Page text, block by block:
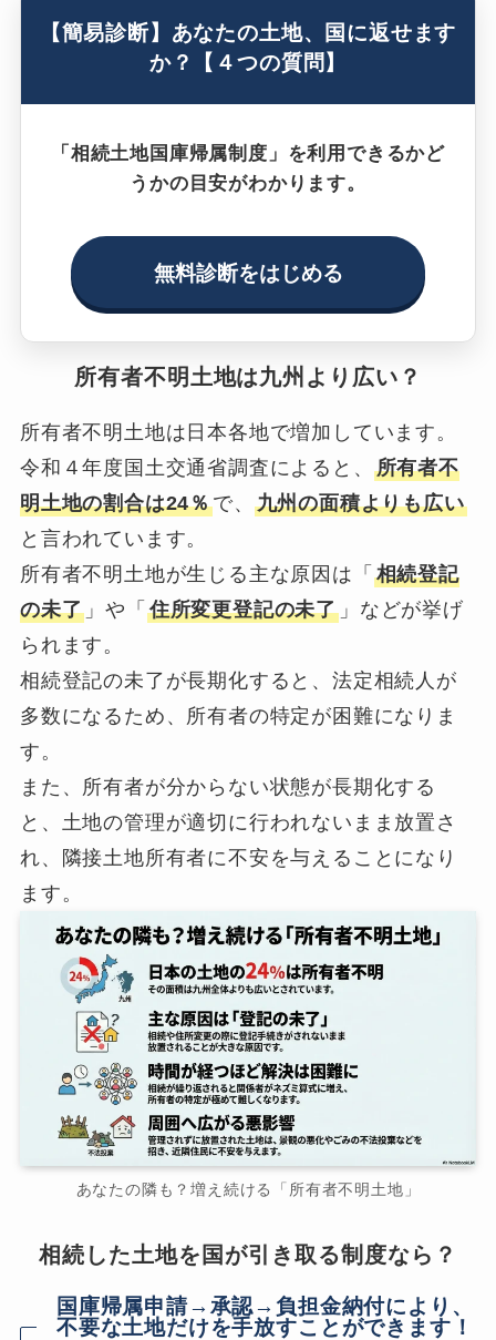
【簡易診断】あなたの土地、国に返せます
か？【４つの質問】
「相続土地国庫帰属制度」を利用できるかど
うかの目安がわかります。
無料診断をはじめる
所有者不明土地は九州より広い？
所有者不明土地は日本各地で増加しています。
令和４年度国土交通省調査によると、 所有者不
明土地の割合は24％で、 九州の面積よりも広い
と言われています。
所有者不明土地が生じる主な原因は「 相続登記
の未了 」や「 住所変更登記の未了 」などが挙げ
られます。
相続登記の未了が長期化すると、法定相続人が
多数になるため、所有者の特定が困難になりま
す。
また、所有者が分からない状態が長期化する
と、土地の管理が適切に行われないまま放置さ
れ、隣接土地所有者に不安を与えることになり
ます。
あなたの隣も？増え続ける「所有者不明土地」
相続した土地を国が引き取る制度なら？
国庫帰属申請→承認→負担金納付により、
不要な土地だけを手放すことができます！